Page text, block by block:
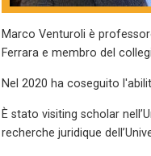
Marco Venturoli è
Ferrara e membro del
Nel 2020 ha coseguito
È stato visiting scholar
recherche juridique